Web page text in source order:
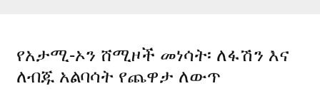
የአታሚ-ኦን ሸሚዞች መነሳት፡ ለፋሽን እና
ለብጁ አልባሳት የጨዋታ ለውጥ